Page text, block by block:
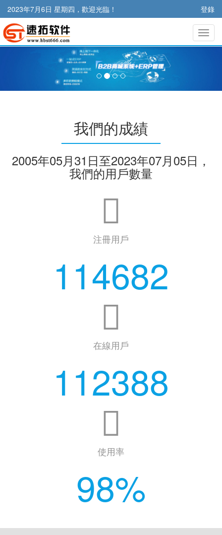
2023年7月6日 星期四，歡迎光臨！ 登錄
切
換
我們的成績
2005年05月31日至2023年07月05日，
我們的用戶數量
注冊用戶
114682
在線用戶
112388
使用率
98%